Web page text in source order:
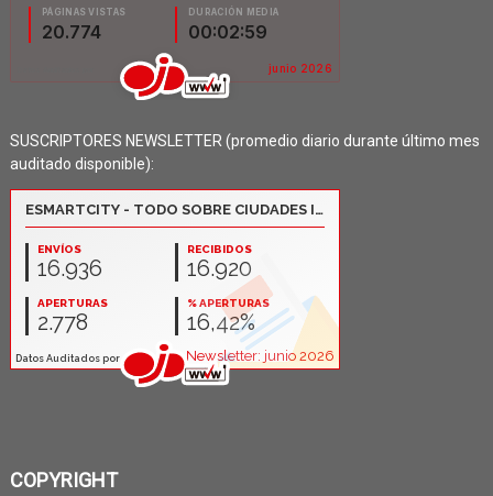
SUSCRIPTORES NEWSLETTER (promedio diario durante último mes
auditado disponible):
COPYRIGHT